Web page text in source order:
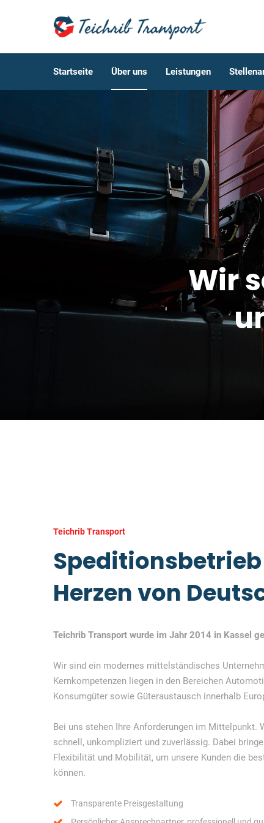
Startseite Über uns Leistungen
Wir
Teichrib Transport
Herzen von
Teichrib Transport wurde im Jahr 2014 in Kassel
Wir sind ein modernes mittelständisches
Kernkompetenzen liegen in den Bereichen
Konsumgüter sowie Güteraustausch innerhalb
Bei uns stehen Ihre Anforderungen im Mittelpunkt.
schnell, unkompliziert und zuverlässig. Dabei
Flexibilität und Mobilität, um unsere Kunden die
können.
Transparente Preisgestaltung